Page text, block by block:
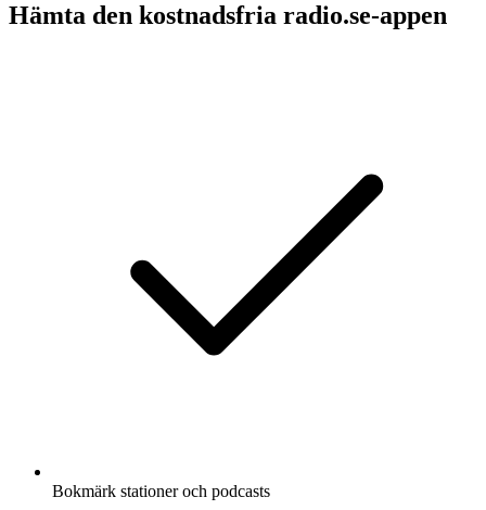
Hämta den kostnadsfria radio.se-appen
Bokmärk stationer och podcasts